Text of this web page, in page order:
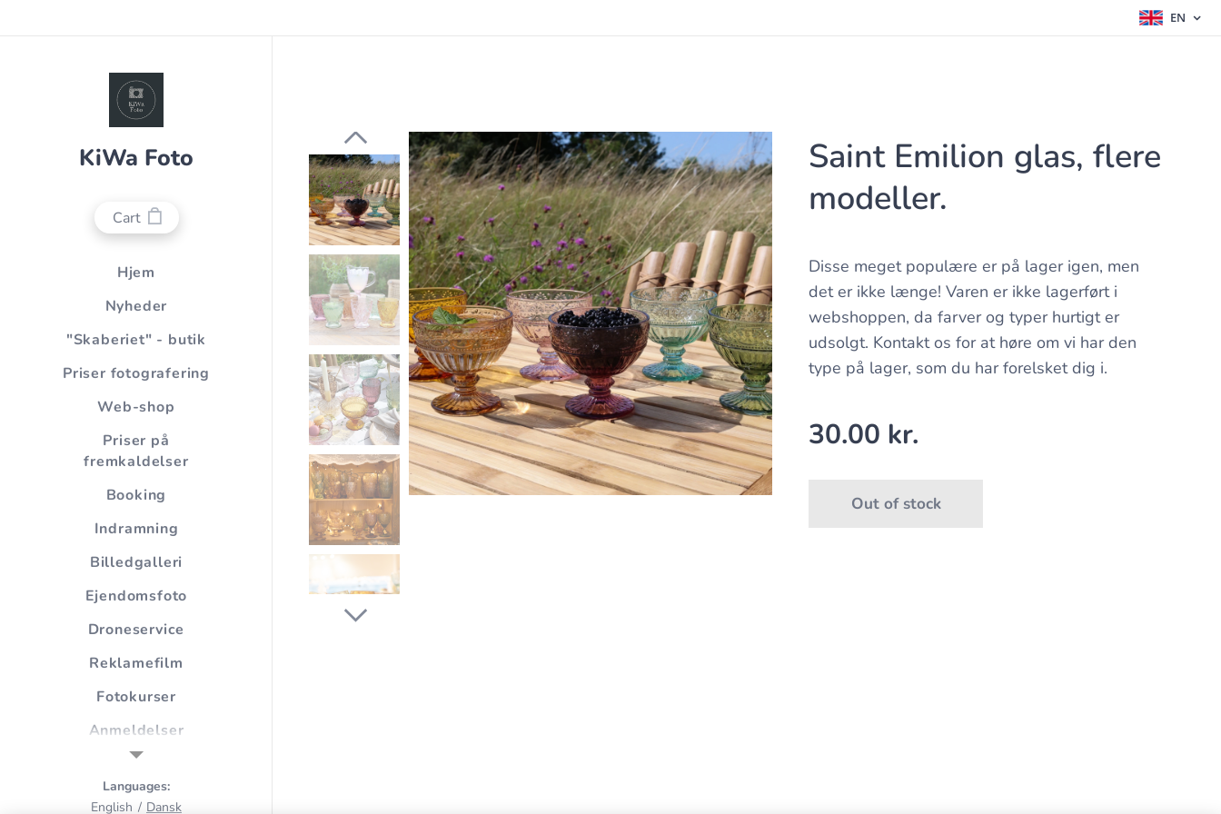
EN
KiWa Foto
Cart
Hjem
Nyheder
"Skaberiet" - butik
Priser fotografering
Web-shop
Priser på
fremkaldelser
Booking
Indramning
Billedgalleri
Ejendomsfoto
Droneservice
Reklamefilm
Fotokurser
Anmeldelser
Samarbejdspartnere
Om os
Saint Emilion glas, flere
modeller.
Disse meget populære er på lager igen, men
det er ikke længe! Varen er ikke lagerført i
webshoppen, da farver og typer hurtigt er
udsolgt. Kontakt os for at høre om vi har den
type på lager, som du har forelsket dig i.
30.00 kr.
Out of stock
Languages
English
Dansk